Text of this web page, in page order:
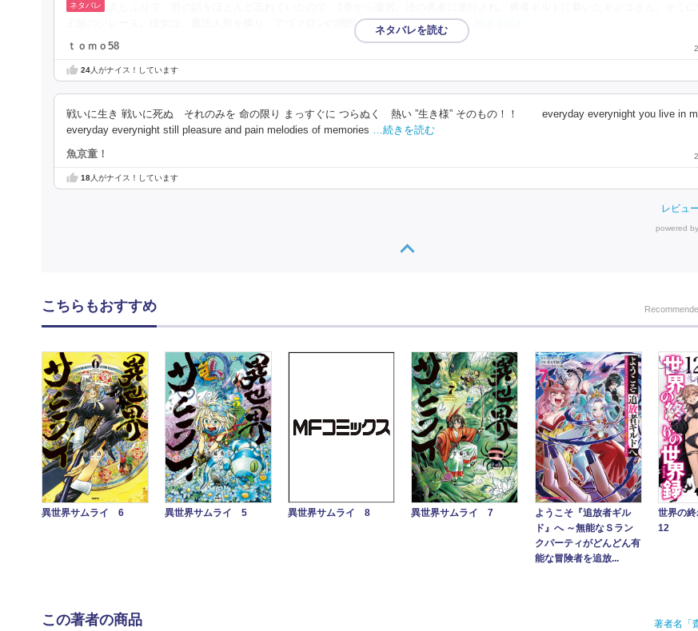
王族のシレーヌ。彼女は、魔法人形を操り、アヴァロンの国民を守る守護者だが、自 …続きを読む
ｔｏｍｏ58
24人がナイス！しています
戦いに生き 戦いに死ぬ それのみを 命の限り まっすぐに つらぬく 熱い ”生き様” そのもの！！ everyday everynight you live in
everyday everynight still pleasure and pain melodies of memories …続きを読む
魚京童！
18人がナイス！しています
レビュ
powered by
こちらもおすすめ
異世界サムライ 6 異世界サムライ 5 異世界サムライ 8 異世界サムライ 7
ようこそ『追放者ギル
ド』へ ～無能なＳラン
クパーティがどんどん有
能な冒険者を追放...
世界の
12
この著者の商品 著者名「